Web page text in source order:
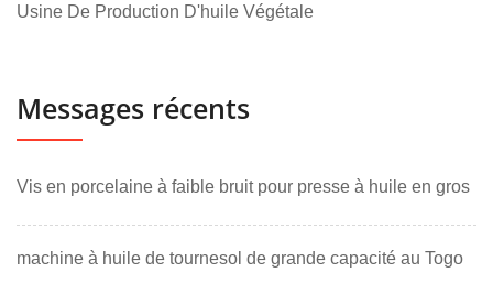
Usine De Production D'huile Végétale
Messages récents
Vis en porcelaine à faible bruit pour presse à huile en gros
machine à huile de tournesol de grande capacité au Togo